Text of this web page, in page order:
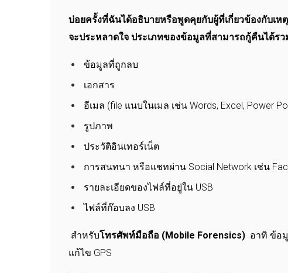
บ่อยครั้งที่ฉันได้อธิบายหรือพูดคุยกับผู้ที่เกี่ยวข้องกับเห
จะประหลาดใจ ประเภทของข้อมูลที่สามารถกู้คืนได้รว
ข้อมูลที่ถูกลบ
เอกสาร
อีเมล (file แนบในเมล เช่น Words, Excel, Power
รูปภาพ
ประวัติอินเทอร์เน็ต
การสนทนา หรือแชทผ่าน Social Network เช่น
รายละเอียดของไฟล์ที่อยู่ใน USB
ไฟล์ที่ก๊อบลง USB
สำหรับโทรศัพท์มือถือ (Mobile Forensics) อาทิ ข้อ
แก้ไข GPS